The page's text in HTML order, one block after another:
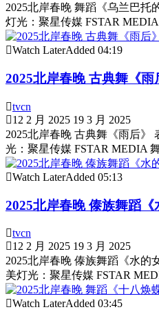
2025北岸春晚 舞蹈《乌兰巴托
灯光：聚星传媒 FSTAR
Watch LaterAdded 04:19
2025北岸春晚 古典舞《雨
tvcn
12 2 月 2025 19 3 月 2025
2025北岸春晚 古典舞《雨后》
光：聚星传媒 FSTAR MEDIA
Watch LaterAdded 05:13
2025北岸春晚 傣族舞蹈《
tvcn
12 2 月 2025 19 3 月 2025
2025北岸春晚 傣族舞蹈《水的
美灯光：聚星传媒 FSTAR
Watch LaterAdded 03:45